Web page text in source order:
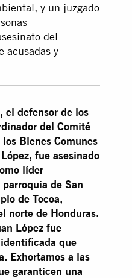
y un juzgado
del
acusadas y
el defensor de los
del Comité
Bienes Comunes
fue asesinado
líder
de San
de Tocoa,
norte de Honduras.
López fue
que
Exhortamos a las
garanticen una